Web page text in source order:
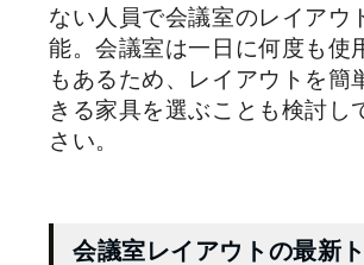
ない人員で会議室のレイアウ
能。会議室は一日に何度も使
もあるため、レイアウトを簡
きる家具を選ぶことも検討し
さい。
会議室レイアウトの最新